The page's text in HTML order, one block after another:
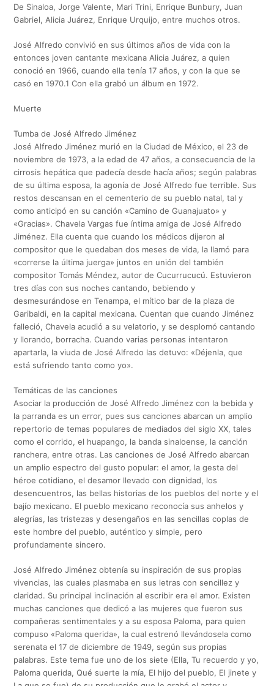
De Sinaloa, Jorge Valente, Mari Trini, Enrique Bunbury, Juan
Gabriel, Alicia Juárez, Enrique Urquijo, entre muchos otros.
José Alfredo convivió en sus últimos años de vida con la
entonces joven cantante mexicana Alicia Juárez, a quien
conoció en 1966, cuando ella tenía 17 años, y con la que se
casó en 1970.1​ Con ella grabó un álbum en 1972.
Muerte
Tumba de José Alfredo Jiménez
José Alfredo Jiménez murió en la Ciudad de México, el 23 de
noviembre de 1973, a la edad de 47 años, a consecuencia de la
cirrosis hepática que padecía desde hacía años; según palabras
de su última esposa, la agonía de José Alfredo fue terrible. Sus
restos descansan en el cementerio de su pueblo natal, tal y
como anticipó en su canción «Camino de Guanajuato» y
«Gracias». Chavela Vargas fue íntima amiga de José Alfredo
Jiménez. Ella cuenta que cuando los médicos dijeron al
compositor que le quedaban dos meses de vida, la llamó para
«correrse la última juerga» juntos en unión del también
compositor Tomás Méndez, autor de Cucurrucucú. Estuvieron
tres días con sus noches cantando, bebiendo y
desmesurándose en Tenampa, el mítico bar de la plaza de
Garibaldi, en la capital mexicana. Cuentan que cuando Jiménez
falleció, Chavela acudió a su velatorio, y se desplomó cantando
y llorando, borracha. Cuando varias personas intentaron
apartarla, la viuda de José Alfredo las detuvo: «Déjenla, que
está sufriendo tanto como yo».
Temáticas de las canciones
Asociar la producción de José Alfredo Jiménez con la bebida y
la parranda es un error, pues sus canciones abarcan un amplio
repertorio de temas populares de mediados del siglo XX, tales
como el corrido, el huapango, la banda sinaloense, la canción
ranchera, entre otras. Las canciones de José Alfredo abarcan
un amplio espectro del gusto popular: el amor, la gesta del
héroe cotidiano, el desamor llevado con dignidad, los
desencuentros, las bellas historias de los pueblos del norte y el
bajío mexicano. El pueblo mexicano reconocía sus anhelos y
alegrías, las tristezas y desengaños en las sencillas coplas de
este hombre del pueblo, auténtico y simple, pero
profundamente sincero.
José Alfredo Jiménez obtenía su inspiración de sus propias
vivencias, las cuales plasmaba en sus letras con sencillez y
claridad. Su principal inclinación al escribir era el amor. Existen
muchas canciones que dedicó a las mujeres que fueron sus
compañeras sentimentales y a su esposa Paloma, para quien
compuso «Paloma querida», la cual estrenó llevándosela como
serenata el 17 de diciembre de 1949, según sus propias
palabras. Este tema fue uno de los siete (Ella, Tu recuerdo y yo,
Paloma querida, Qué suerte la mía, El hijo del pueblo, El jinete y